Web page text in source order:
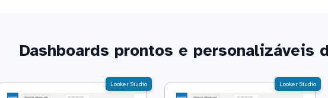
Dashboards prontos e personalizáveis
Looker Studio Looker Studio